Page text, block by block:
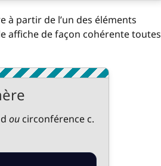
à partir de l’un des éléments
affiche de façon cohérente toutes
oucirconférence c.